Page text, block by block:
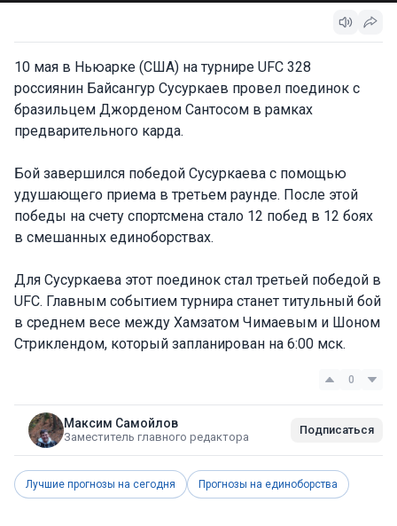
10 мая в Ньюарке (США) на турнире UFC 328
россиянин Байсангур Сусуркаев провел поединок с
бразильцем Джорденом Сантосом в рамках
предварительного карда.
Бой завершился победой Сусуркаева с помощью
удушающего приема в третьем раунде. После этой
победы на счету спортсмена стало 12 побед в 12 боях
в смешанных единоборствах.
Для Сусуркаева этот поединок стал третьей победой в
UFC. Главным событием турнира станет титульный бой
в среднем весе между Хамзатом Чимаевым и Шоном
Стриклендом, который запланирован на 6:00 мск.
0
Максим Самойлов
Заместитель главного редактора
Подписаться
Лучшие прогнозы на сегодня Прогнозы на единоборства